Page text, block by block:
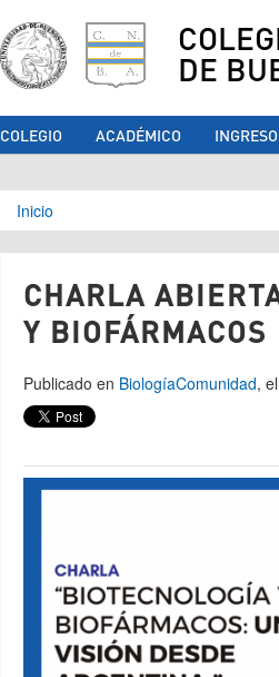
DE
COLEGIO ACADÉMICO INGRESO
Se encuentra
Inicio
CHARLA
Y BIOFÁRMACOS
Publicado en BiologíaComunidad,